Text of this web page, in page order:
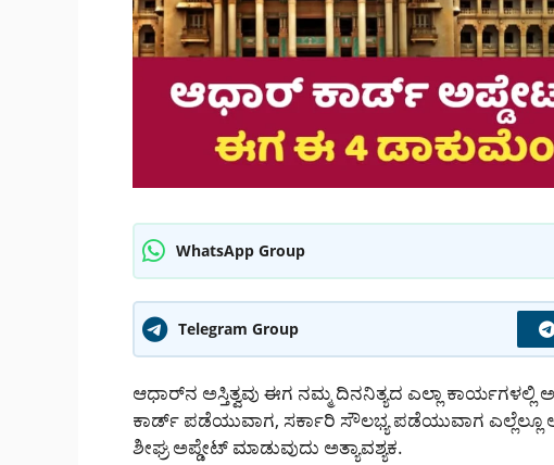
WhatsApp Group
Telegram Group
ಆಧಾರ್‌ನ ಅಸ್ತಿತ್ವವು ಈಗ ನಮ್ಮ ದಿನನಿತ್ಯದ ಎಲ್ಲಾ ಕಾರ್ಯಗಳಲ್ಲಿ
ಕಾರ್ಡ್ ಪಡೆಯುವಾಗ, ಸರ್ಕಾರಿ ಸೌಲಭ್ಯ ಪಡೆಯುವಾಗ ಎಲ್ಲೆಲ್ಲೂ
ಶೀಘ್ರ ಅಪ್ಡೇಟ್ ಮಾಡುವುದು ಅತ್ಯಾವಶ್ಯಕ.